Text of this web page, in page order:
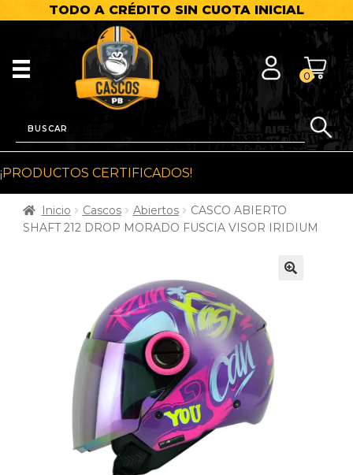
TODO A CRÉDITO SIN CUOTA INICIAL
0
¡PRODUCTOS CERTIFICADOS!
Inicio Cascos Abiertos
CASCO ABIERTO
SHAFT 212 DROP MORADO FUSCIA VISOR IRIDIUM